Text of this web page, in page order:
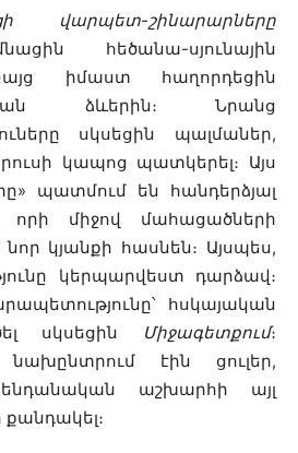
վարպետ-շինարարները
հեծանա-սյունային
իմաստ հաղորդեցին
​​ձևերին։ Նրանց
սկսեցին պալմաներ,
կապոց պատկերել։ Այս
պատմում են հանդերձյալ
միջով մահացածների
կյանքի հասնեն։ Այսպես,
կերպարվեստ դարձավ։
հսկայական
սկսեցին
Միջագետքում։
էին ցուլեր,
աշխարհի այլ
քանդակել։